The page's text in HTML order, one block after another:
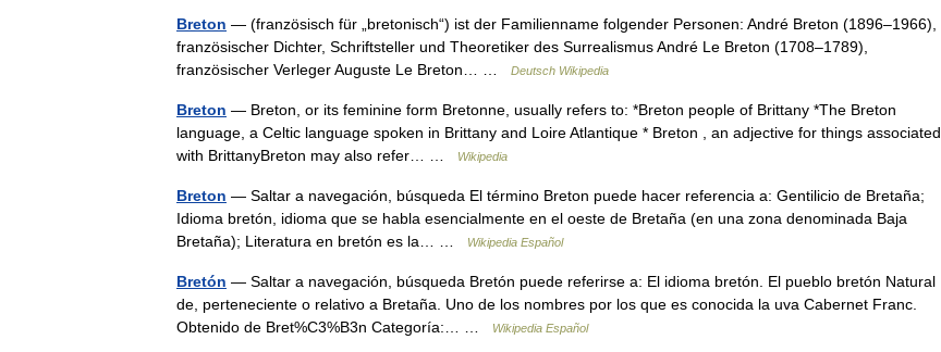
Breton — (französisch für „bretonisch“) ist der Familienname folgender Personen: André Breton (1896–1966),
französischer Dichter, Schriftsteller und Theoretiker des Surrealismus André Le Breton (1708–1789),
französischer Verleger Auguste Le Breton… …
Deutsch Wikipedia
Breton — Breton, or its feminine form Bretonne, usually refers to: *Breton people of Brittany *The Breton
language, a Celtic language spoken in Brittany and Loire Atlantique * Breton , an adjective for things associated
with BrittanyBreton may also refer… …
Wikipedia
Breton — Saltar a navegación, búsqueda El término Breton puede hacer referencia a: Gentilicio de Bretaña;
Idioma bretón, idioma que se habla esencialmente en el oeste de Bretaña (en una zona denominada Baja
Bretaña); Literatura en bretón es la… …
Wikipedia Español
Bretón — Saltar a navegación, búsqueda Bretón puede referirse a: El idioma bretón. El pueblo bretón Natural
de, perteneciente o relativo a Bretaña. Uno de los nombres por los que es conocida la uva Cabernet Franc.
Obtenido de Bret%C3%B3n Categoría:… …
Wikipedia Español